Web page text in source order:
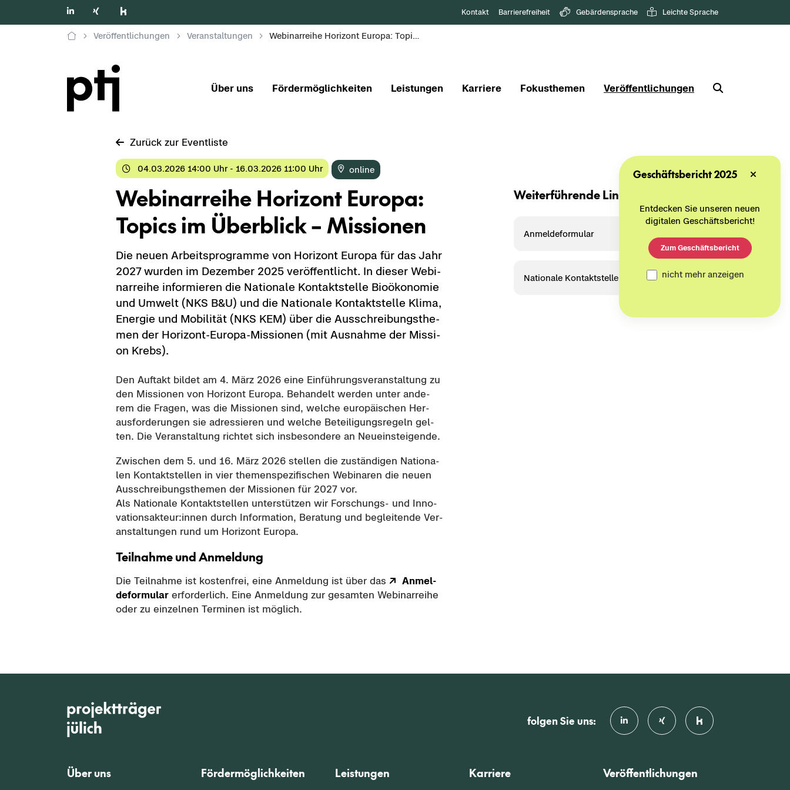
Kontakt Barrierefreiheit Gebärdensprache Leichte Sprache
Veröffentlichungen Veranstaltungen Webinarreihe Horizont Europa: Topics im Überblick – Missionen
Über uns Fördermöglichkeiten Leistungen Karriere Fokusthemen Veröffentlichungen
Zu­rück zur Event­lis­te
04.03.2026 14:00 Uhr - 16.03.2026 11:00 Uhr on­line
We­bi­nar­rei­he Ho­ri­zont Eu­ro­pa:
To­pics im Über­blick – Mis­sio­nen
Die neuen Ar­beits­pro­gram­me von Ho­ri­zont Eu­ro­pa für das Jahr
2027 wur­den im De­zem­ber 2025 ver­öf­fent­licht. In die­ser We­bi­
nar­rei­he in­for­mie­ren die Na­tio­na­le Kon­takt­stel­le Bio­öko­no­mie
und Um­welt (NKS B&U) und die Na­tio­na­le Kon­takt­stel­le Klima,
En­er­gie und Mo­bi­li­tät (NKS KEM) über die Aus­schrei­bungs­the­
men der Horizont-​Europa-Missionen (mit Aus­nah­me der Mis­si­
on Krebs).
Den Auf­takt bil­det am 4. März 2026 eine Ein­füh­rungs­ver­an­stal­tung zu
den Mis­sio­nen von Ho­ri­zont Eu­ro­pa. Be­han­delt wer­den unter an­de­
rem die Fra­gen, was die Mis­sio­nen sind, wel­che eu­ro­päi­schen Her­
aus­for­de­run­gen sie adres­sie­ren und wel­che Be­tei­li­gungs­re­geln gel­
ten. Die Ver­an­stal­tung rich­tet sich ins­be­son­de­re an Neu­ein­stei­gen­de.
Zwi­schen dem 5. und 16. März 2026 stel­len die zu­stän­di­gen Na­tio­na­
len Kon­takt­stel­len in vier the­men­spe­zi­fi­schen We­bi­na­ren die neuen
Aus­schrei­bungs­the­men der Mis­sio­nen für 2027 vor.
Als Na­tio­na­le Kon­takt­stel­len un­ter­stüt­zen wir Forschungs-​ und In­no­
va­ti­ons­ak­teur:innen durch In­for­ma­ti­on, Be­ra­tung und be­glei­ten­de Ver­
an­stal­tun­gen rund um Ho­ri­zont Eu­ro­pa.
Teil­nah­me und An­mel­dung
Die Teil­nah­me ist kos­ten­frei, eine An­mel­dung ist über das
An­mel­
de­for­mu­lar er­for­der­lich. Eine An­mel­dung zur ge­sam­ten We­bi­nar­rei­he
oder zu ein­zel­nen Ter­mi­nen ist mög­lich.
Wei­ter­füh­ren­de Links
An­mel­de­for­mu­lar
Na­tio­na­le Kon­takt­stel­len bei PtJ
folgen Sie uns:
Über uns Fördermöglichkeiten Leistungen Karriere Veröffentlichungen
Geschäftsbericht 2025
Entdecken Sie unseren neuen
digitalen Geschäftsbericht!
Zum Geschäftsbericht
nicht mehr anzeigen